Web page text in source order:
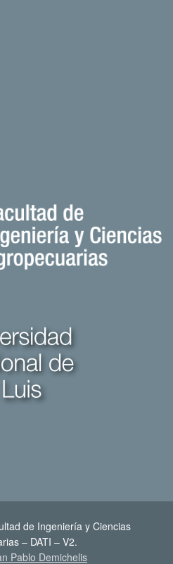
de Ingeniería y Ciencias
– DATI – V2.
Pablo Demichelis